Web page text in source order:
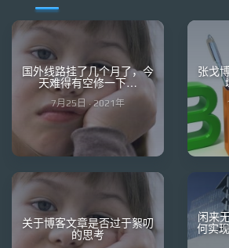
国外线路挂了几个月了，今
天难得有空修一下…
7月25日 · 2021年
张戈
关于博客文章是否过于絮叨
的思考
闲来
何实